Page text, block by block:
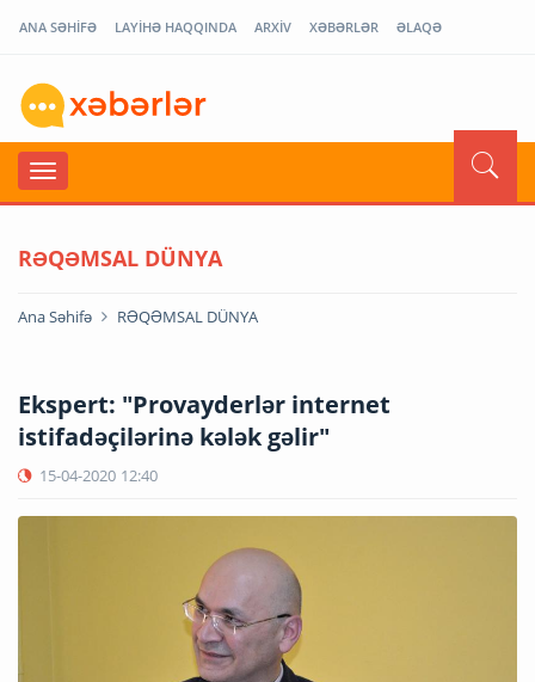
ANA SƏHİFƏ LAYİHƏ HAQQINDA ARXİV XƏBƏRLƏR ƏLAQƏ
RƏQƏMSAL DÜNYA
Ana Səhifə RƏQƏMSAL DÜNYA
Ekspert: "Provayderlər internet
istifadəçilərinə kələk gəlir"
15-04-2020 12:40